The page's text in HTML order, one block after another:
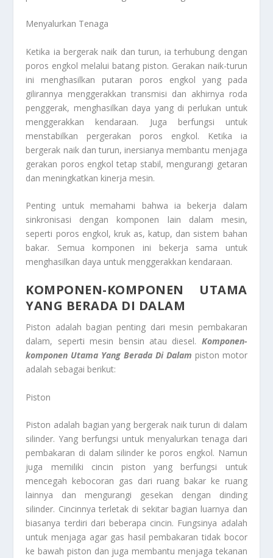
Menyalurkan Tenaga
Ketika ia bergerak naik dan turun, ia terhubung dengan
poros engkol melalui batang piston. Gerakan naik-turun
ini menghasilkan putaran poros engkol yang pada
gilirannya menggerakkan transmisi dan akhirnya roda
penggerak, menghasilkan daya yang di perlukan untuk
menggerakkan kendaraan. Juga berfungsi untuk
menstabilkan pergerakan poros engkol. Ketika ia
bergerak naik dan turun, inersianya membantu menjaga
gerakan poros engkol tetap stabil, mengurangi getaran
dan meningkatkan kinerja mesin.
Penting untuk memahami bahwa ia bekerja dalam
sinkronisasi dengan komponen lain dalam mesin,
seperti poros engkol, kruk as, katup, dan sistem bahan
bakar. Semua komponen ini bekerja sama untuk
menghasilkan daya untuk menggerakkan kendaraan.
KOMPONEN-KOMPONEN UTAMA
YANG BERADA DI DALAM
Piston adalah bagian penting dari mesin pembakaran
dalam, seperti mesin bensin atau diesel. Komponen-
komponen Utama Yang Berada Di Dalam piston motor
adalah sebagai berikut:
Piston
Piston adalah bagian yang bergerak naik turun di dalam
silinder. Yang berfungsi untuk menyalurkan tenaga dari
pembakaran di dalam silinder ke poros engkol. Namun
juga memiliki cincin piston yang berfungsi untuk
mencegah kebocoran gas dari ruang bakar ke ruang
lainnya dan mengurangi gesekan dengan dinding
silinder. Cincinnya terletak di sekitar bagian luarnya dan
biasanya terdiri dari beberapa cincin. Fungsinya adalah
untuk menjaga agar gas hasil pembakaran tidak bocor
ke bawah piston dan juga membantu menjaga tekanan